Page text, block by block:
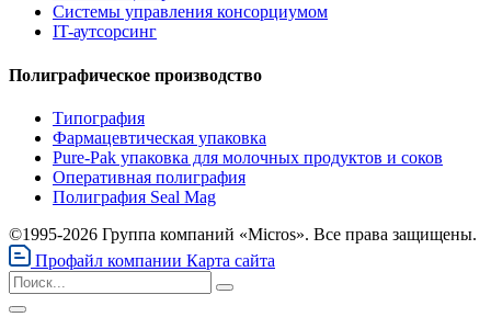
Системы управления консорциумом
IT-аутсорсинг
Полиграфическое производство
Типография
Фармацевтическая упаковка
Pure-Pak упаковка для молочных продуктов и соков
Оперативная полиграфия
Полиграфия Seal Mag
©1995-2026 Группа компаний «Micros». Все права защищены.
Профайл компании Карта сайта